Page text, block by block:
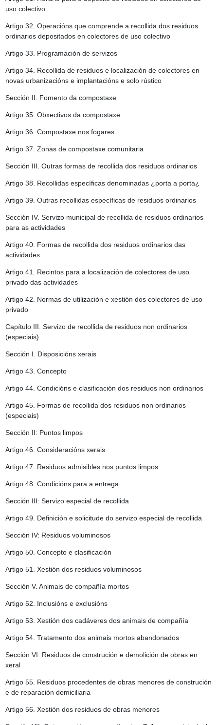
uso colectivo
Artigo 32. Operacións que comprende a recollida dos residuos
ordinarios depositados en colectores de uso colectivo
Artigo 33. Programación de servizos
Artigo 34. Recollida de residuos e localización de colectores en
novas urbanizacións e implantacións e solo rústico
Sección II. Fomento da compostaxe
Artigo 35. Obxectivos da compostaxe
Artigo 36. Compostaxe nos fogares
Artigo 37. Zonas de compostaxe comunitaria
Sección III. Outras formas de recollida dos residuos ordinarios
Artigo 38. Recollidas específicas denominadas ¿porta a porta¿
Artigo 39. Outras recollidas específicas de residuos ordinarios
Sección IV. Servizo municipal de recollida de residuos ordinarios
para as actividades
Artigo 40. Formas de recollida dos residuos ordinarios das
actividades
Artigo 41. Recintos para a localización de colectores de uso
privado das actividades
Artigo 42. Normas de utilización e xestión dos colectores de uso
privado
Capítulo III. Servizo de recollida de residuos non ordinarios
(especiais)
Sección I. Disposicións xerais
Artigo 43. Concepto
Artigo 44. Condicións e clasificación dos residuos non ordinarios
Artigo 45. Formas de recollida dos residuos non ordinarios
(especiais)
Sección II: Puntos limpos
Artigo 46. Consideracións xerais
Artigo 47. Residuos admisibles nos puntos limpos
Artigo 48. Condicións para a entrega
Sección III: Servizo especial de recollida
Artigo 49. Definición e solicitude do servizo especial de recollida
Sección IV: Residuos voluminosos
Artigo 50. Concepto e clasificación
Artigo 51. Xestión dos residuos voluminosos
Sección V. Animais de compañía mortos
Artigo 52. Inclusións e exclusións
Artigo 53. Xestión dos cadáveres dos animais de compañía
Artigo 54. Tratamento dos animais mortos abandonados
Sección VI. Residuos de construción e demolición de obras en
xeral
Artigo 55. Residuos procedentes de obras menores de construción
e de reparación domiciliaria
Artigo 56. Xestión dos residuos de obras menores